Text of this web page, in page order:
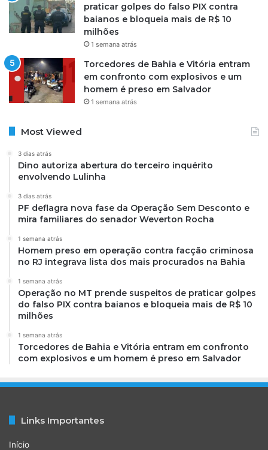
praticar golpes do falso PIX contra
baianos e bloqueia mais de R$ 10
milhões
1 semana atrás
Torcedores de Bahia e Vitória entram
em confronto com explosivos e um
homem é preso em Salvador
1 semana atrás
Most Viewed
3 dias atrás
Dino autoriza abertura do terceiro inquérito
envolvendo Lulinha
3 dias atrás
PF deflagra nova fase da Operação Sem Desconto e
mira familiares do senador Weverton Rocha
1 semana atrás
Homem preso em operação contra facção criminosa
no RJ integrava lista dos mais procurados na Bahia
1 semana atrás
Operação no MT prende suspeitos de praticar golpes
do falso PIX contra baianos e bloqueia mais de R$ 10
milhões
1 semana atrás
Torcedores de Bahia e Vitória entram em confronto
com explosivos e um homem é preso em Salvador
Links Importantes
Início